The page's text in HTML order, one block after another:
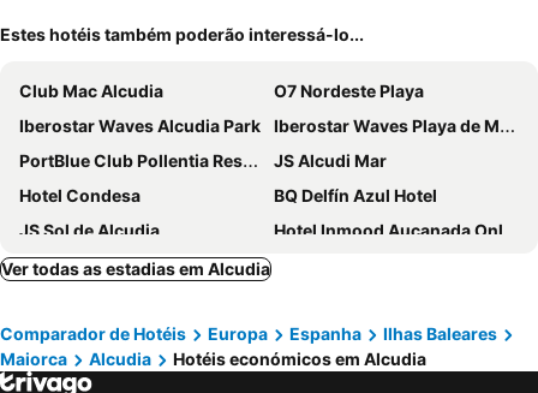
Estes hotéis também poderão interessá-lo...
Club Mac Alcudia
O7 Nordeste Playa
Iberostar Waves Alcudia Park
Iberostar Waves Playa de Muro
PortBlue Club Pollentia Resort & Spa
JS Alcudi Mar
Hotel Condesa
BQ Delfín Azul Hotel
JS Sol de Alcudia
Hotel Inmood Aucanada Only Adults +16
Iberostar Waves Ciudad Blanca
Iberostar Selection Albufera Playa
Alua Boccaccio
Mar Hotels Playa de Muro Suites
Can Picafort Palace
Ver todas as estadias em Alcudia
Comparador de Hotéis Europa Espanha
Ilhas Baleares
Maiorca
Alcudia Hotéis económicos em Alcudia